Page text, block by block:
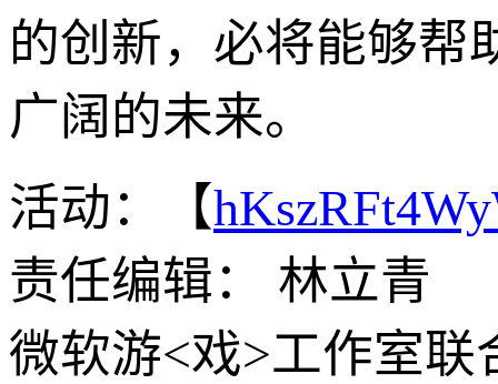
的创新，必将能够帮
广阔的未来。
活动：【
责任编辑： 林立青
微软游<戏>工作室联